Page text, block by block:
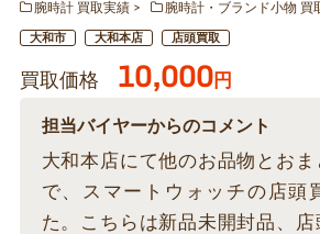
腕時計 買取実績
腕時計・ブランド小物 買
大和市 大和本店 店頭買取
買取価格 10,000円
担当バイヤーからのコメント
大和本店にて他のお品物とお
で、スマートウォッチの店頭
た。こちらは新品未開封品、